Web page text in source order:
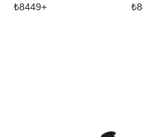
₺8449+ ₺